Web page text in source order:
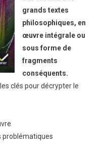
grands textes
philosophiques, en
œuvre intégrale ou
sous forme de
fragments
conséquents.
clés pour décrypter le
problématiques